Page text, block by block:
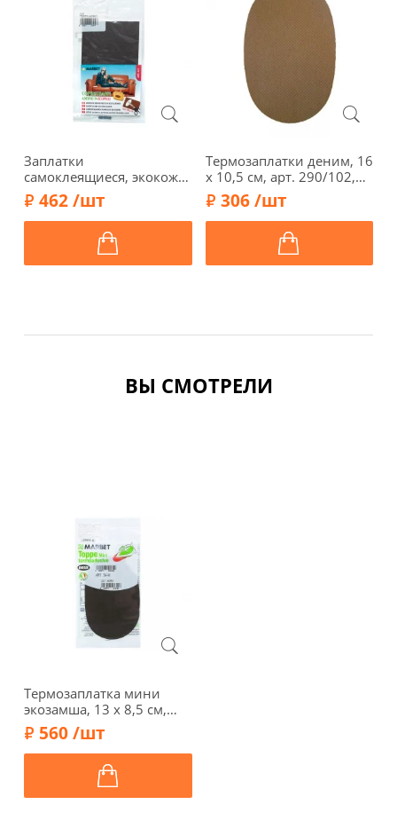
Заплатки
самоклеящиеся, экокожа,
16 х 10 см, арт. 423/030,
темно-коричневый
462 /шт
Термозаплатки деним, 16
х 10,5 см, арт. 290/102,
цвет дерева
306 /шт
ВЫ СМОТРЕЛИ
Термозаплатка мини
экозамша, 13 х 8,5 см,
арт. 34-М/030, черно-
коричневый
560 /шт